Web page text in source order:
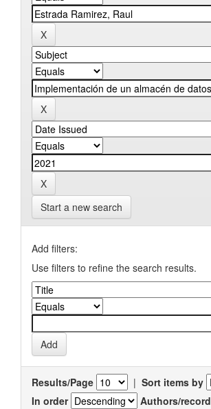
Start a new search
Add filters:
Use filters to refine the search results.
Results/Page | Sort items by
In order
Authors/record